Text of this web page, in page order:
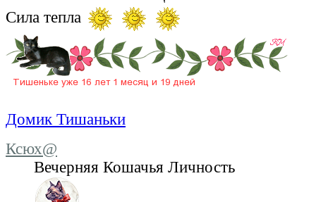
Сила тепла
Домик Тишаньки
Ксюх@
Вечерняя Кошачья Личность